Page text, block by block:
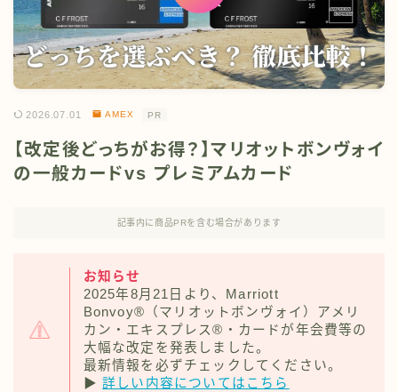
2026.07.01 AMEX PR
【改定後どっちがお得？】マリオットボンヴォイ
の一般カードvs プレミアムカード
記事内に商品PRを含む場合があります
お知らせ
2025年8月21日より、Marriott
Bonvoy®（マリオットボンヴォイ）アメリ
カン・エキスプレス®・カードが年会費等の
大幅な改定を発表しました。
最新情報を必ずチェックしてください。
▶詳しい内容についてはこちら